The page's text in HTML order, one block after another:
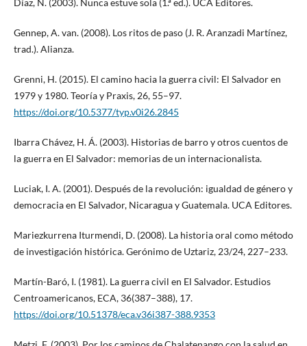
Gennep, A. van. (2008). Los ritos de paso (J. R. Aranzadi Martínez,
trad.). Alianza.
Grenni, H. (2015). El camino hacia la guerra civil: El Salvador en
1979 y 1980. Teoría y Praxis, 26, 55–97.
https://doi.org/10.5377/typ.v0i26.2845
Ibarra Chávez, H. Á. (2003). Historias de barro y otros cuentos de
la guerra en El Salvador: memorias de un internacionalista.
Luciak, I. A. (2001). Después de la revolución: igualdad de género y
democracia en El Salvador, Nicaragua y Guatemala. UCA Editores.
Mariezkurrena Iturmendi, D. (2008). La historia oral como método
de investigación histórica. Gerónimo de Uztariz, 23/24, 227–233.
Martín-Baró, I. (1981). La guerra civil en El Salvador. Estudios
Centroamericanos, ECA, 36(387–388), 17.
https://doi.org/10.51378/eca.v36i387-388.9353